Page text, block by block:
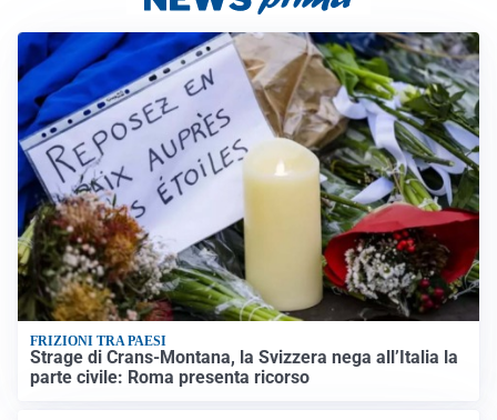
FRIZIONI TRA PAESI
Strage di Crans-Montana, la Svizzera nega all’Italia la
parte civile: Roma presenta ricorso